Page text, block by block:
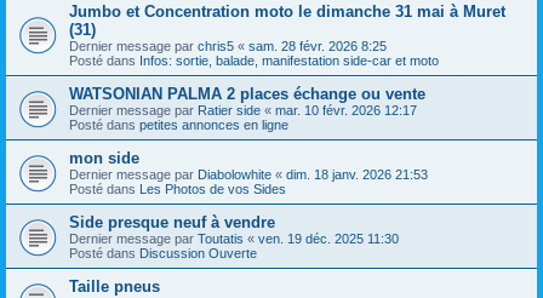
Jumbo et Concentration moto le dimanche 31 mai à Muret
(31)
Dernier message par chris5 « sam. 28 févr. 2026 8:25
Posté dans Infos: sortie, balade, manifestation side-car et moto
WATSONIAN PALMA 2 places échange ou vente
Dernier message par Ratier side « mar. 10 févr. 2026 12:17
Posté dans petites annonces en ligne
mon side
Dernier message par Diabolowhite « dim. 18 janv. 2026 21:53
Posté dans Les Photos de vos Sides
Side presque neuf à vendre
Dernier message par Toutatis « ven. 19 déc. 2025 11:30
Posté dans Discussion Ouverte
Taille pneus